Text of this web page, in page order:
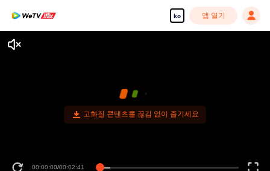
ko 앱 열기
고화질 콘텐츠를 끊김 없이 즐기세요
00:00:00/00:02:41